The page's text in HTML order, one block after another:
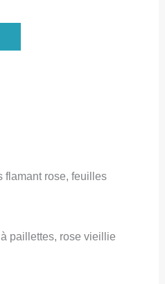
flamant rose, feuilles
paillettes, rose vieillie